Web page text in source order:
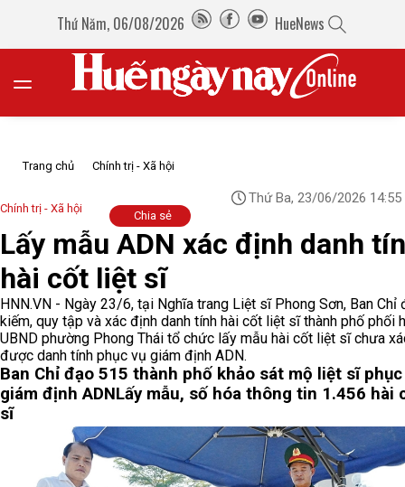
Thứ Năm, 06/08/2026 HueNews
Trang chủ Chính trị - Xã hội
Chính trị - Xã hội
Thứ Ba, 23/06/2026 14:55
Chia sẻ
Lấy mẫu ADN xác định danh
hài cốt liệt sĩ
HNN.VN - Ngày 23/6, tại Nghĩa trang Liệt sĩ Phong Sơn, Ban Chỉ
kiếm, quy tập và xác định danh tính hài cốt liệt sĩ thành phố phối
UBND phường Phong Thái tổ chức lấy mẫu hài cốt liệt sĩ chưa
được danh tính phục vụ giám định ADN.
Ban Chỉ đạo 515 thành phố khảo sát mộ liệt sĩ phục
giám định ADNLấy mẫu, số hóa thông tin 1.456 hài
sĩ